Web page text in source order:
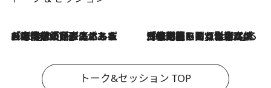
2026.8.3
「今後値上げがあるとすれば…」「リスクがあるのは今年の冬」エネルギー専門家が語る、ホルムズ海峡封鎖が家庭にもたらす“ある心配” 2026.8.3
「住宅建てられない…」「サーチャージ料の高値が続いている」ホルムズ海峡封鎖による影響はいつまで続く？《エネルギー専門家に聞く“どうなる日本の暮らし”》
トーク&セッション TOP